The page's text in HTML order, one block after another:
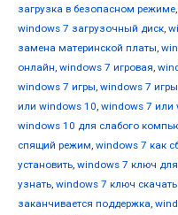
загрузка в безопасном режиме,
windows 7 загрузочный диск,
замена материнской платы,
онлайн, windows 7 игровая,
windows 7 игры, windows 7
или windows 10, windows 7 или
windows 10 для слабого
спящий режим, windows 7 как
установить, windows 7 ключ для
узнать, windows 7 ключ
заканчивается поддержка,